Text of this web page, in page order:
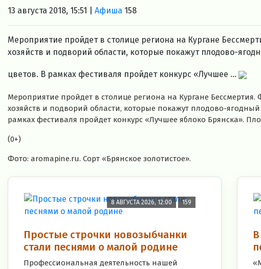
13 августа 2018, 15:51 | Афиша 158
Мероприятие пройдет в столице региона на Кургане
хозяйств и подворий области, которые покажут плодово-
цветов. В рамках фестиваля пройдет конкурс «Лучшее ...
Мероприятие пройдет в столице региона на Кургане
хозяйств и подворий области, которые покажут плодово-
рамках фестиваля пройдет конкурс «Лучшее яблоко Брянска».
(0+)
Фото: aromapine.ru. Сорт «Брянское золотистое».
8 АВГУСТА 2026, 12:00 159
Простые строчки новозыбчанки
стали песнями о малой родине
Профессиональная деятельность нашей